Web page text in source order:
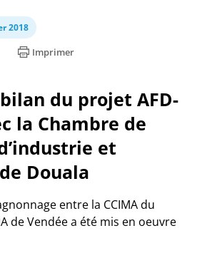
2018
Imprimer
du projet AFD-
la Chambre de
et
Douala
entre la CCIMA du
de Vendée a été mis en oeuvre